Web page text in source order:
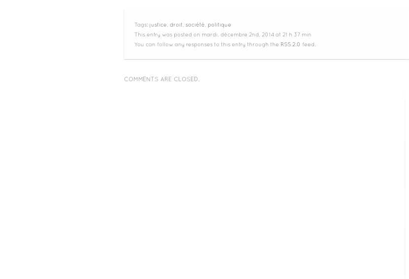
Tags: justice droit société
politique
This entry was posted on mardi, décembre 2nd, 2014 at 21 h 37 min
You can follow any responses to this entry through the RSS 2.0 feed.
COMMENTS ARE CLOSED.